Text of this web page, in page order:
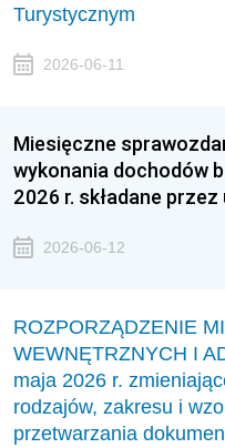
Turystycznym
2026-06-11
Miesięczne
wykonania dochodów
2026 r. składane
2026-06-12
ROZPORZĄDZENIE
WEWNĘTRZNYCH I
maja 2026 r.
rodzajów, zakresu i
przetwarzania